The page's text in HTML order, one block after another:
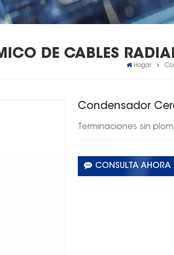
DE CABLES
Hogar
Condensador
Terminaciones sin
CONSULTA AHORA